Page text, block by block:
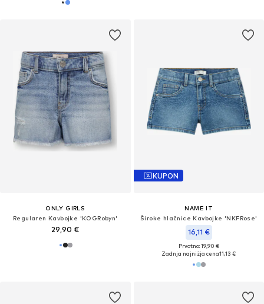
ONLY GIRLS
Regularen Kavbojke 'KOGRobyn'
29,90 €
KUPON
NAME IT
Široke hlačnice Kavbojke 'NKFRose'
16,11 €
Prvotno: 19,90 €
Zadnja najnižja cena11,13 €